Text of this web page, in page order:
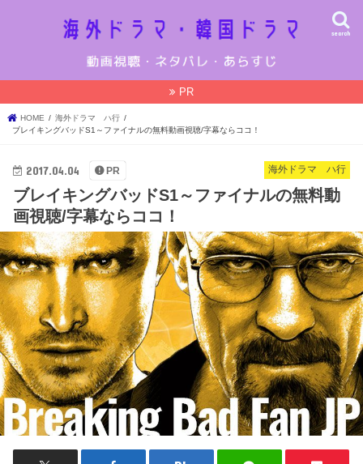
search
PR
HOME
海外ドラマ ハ行
ブレイキングバッドS1～ファイナルの無料動画視聴/字幕ならココ！
海外ドラマ ハ行
2017.04.04 PR
ブレイキングバッドS1～ファイナルの無料動
画視聴/字幕ならココ！